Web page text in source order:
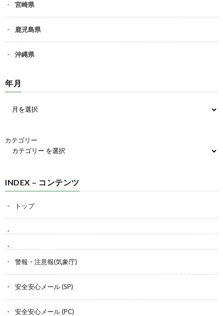
宮崎県
鹿児島県
沖縄県
年月
カテゴリー
INDEX – コンテンツ
トップ
警報・注意報(気象庁)
安全安心メール (SP)
安全安心メール (PC)